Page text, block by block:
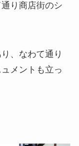
り商店街のシ
、なわて通り
メントも立っ